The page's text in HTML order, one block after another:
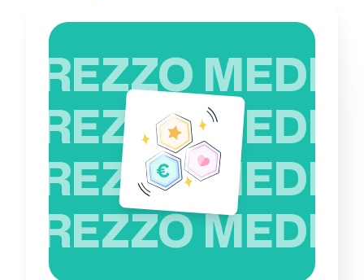
PREZZO MEDIO
PREZZO MEDIO
PREZZO MEDIO
PREZZO MEDIO